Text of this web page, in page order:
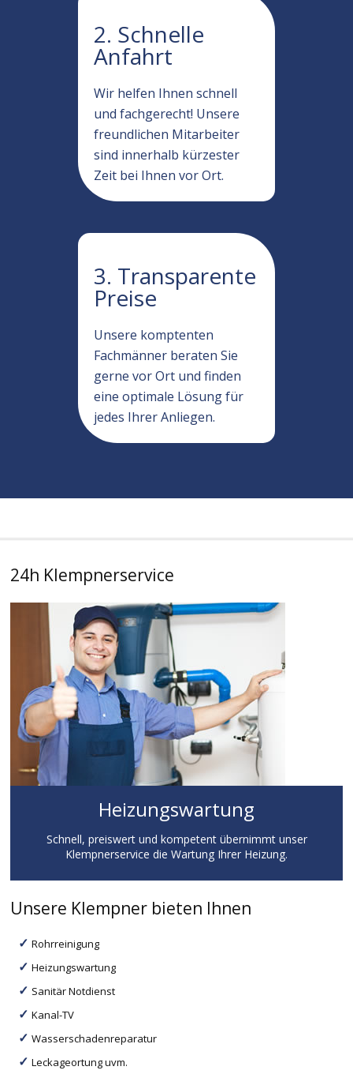
2. Schnelle
Anfahrt
Wir helfen Ihnen schnell
und fachgerecht! Unsere
freundlichen Mitarbeiter
sind innerhalb kürzester
Zeit bei Ihnen vor Ort.
3. Transparente
Preise
Unsere komptenten
Fachmänner beraten Sie
gerne vor Ort und finden
eine optimale Lösung für
jedes Ihrer Anliegen.
24h Klempnerservice
Heizungswartung
Schnell, preiswert und kompetent übernimmt unser
Klempnerservice die Wartung Ihrer Heizung.
Unsere Klempner bieten Ihnen
Rohrreinigung
Heizungswartung
Sanitär Notdienst
Kanal-TV
Wasserschadenreparatur
Leckageortung uvm.